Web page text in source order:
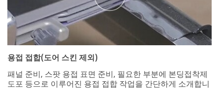
용접 접합(도어 스킨 제외)
패널 준비, 스팟 용접 표면 준비, 필요한 부분에 본딩접착제
도포 등으로 이루어진 용접 접합 작업을 간단하게 소개합니